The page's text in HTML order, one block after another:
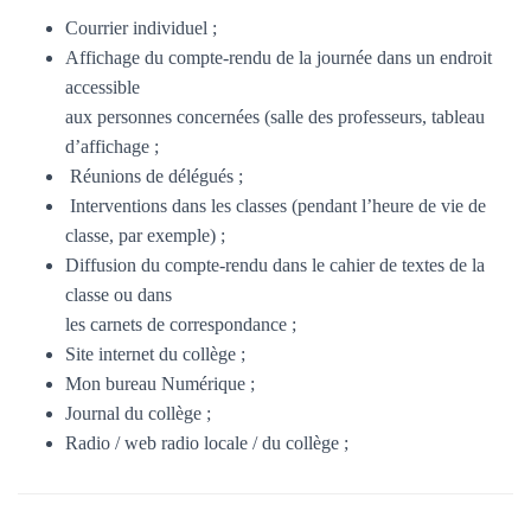
Courrier individuel ;
Affichage du compte-rendu de la journée dans un endroit
accessible
aux personnes concernées (salle des professeurs, tableau
d’affichage ;
Réunions de délégués ;
Interventions dans les classes (pendant l’heure de vie de
classe, par exemple) ;
Diffusion du compte-rendu dans le cahier de textes de la
classe ou dans
les carnets de correspondance ;
Site internet du collège ;
Mon bureau Numérique ;
Journal du collège ;
Radio / web radio locale / du collège ;